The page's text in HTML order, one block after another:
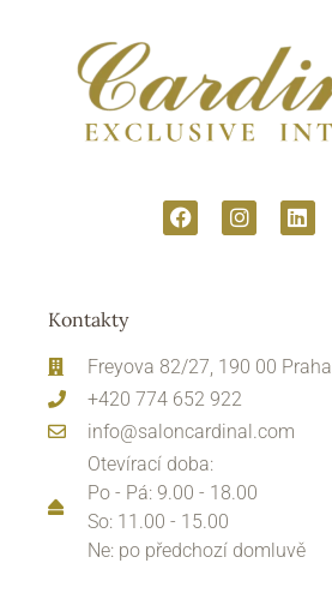
Kontakty
Freyova 82/27, 190 00 Praha
+420 774 652 922
info@saloncardinal.com
Otevírací doba:
Po - Pá: 9.00 - 18.00
So: 11.00 - 15.00
Ne: po předchozí domluvě